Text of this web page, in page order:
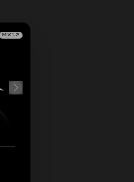
MX1.2